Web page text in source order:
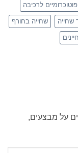
לרכיבה
שחייה שחייה בחורף
על מבצעים,